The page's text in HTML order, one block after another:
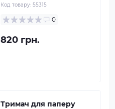
Код товару: 55315
0
820 грн.
Тримач для паперу